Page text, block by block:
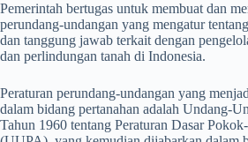
Pemerintah bertugas untuk membuat dan
perundang-undangan yang mengatur
dan tanggung jawab terkait dengan
dan perlindungan tanah di Indonesia.
Peraturan perundang-undangan yang
dalam bidang pertanahan adalah Undang-
Tahun 1960 tentang Peraturan Dasar